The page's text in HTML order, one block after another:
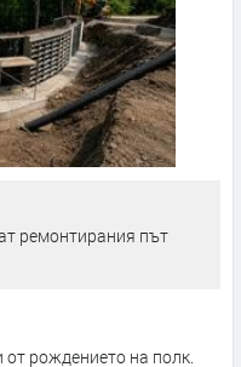
ремонтирания път
рождението на полк.